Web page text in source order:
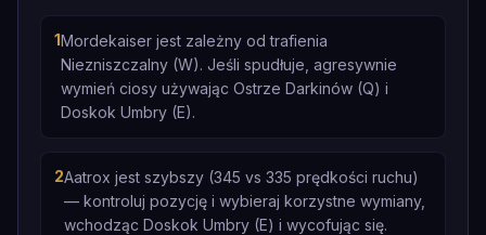
1Mordekaiser jest zależny od trafienia
Niezniszczalny (W). Jeśli spudłuje, agresywnie
wymień ciosy używając Ostrze Darkinów (Q) i
Doskok Umbry (E).
2Aatrox jest szybszy (345 vs 335 prędkości ruchu)
— kontroluj pozycję i wybieraj korzystne wymiany,
wchodząc Doskok Umbry (E) i wycofując się.